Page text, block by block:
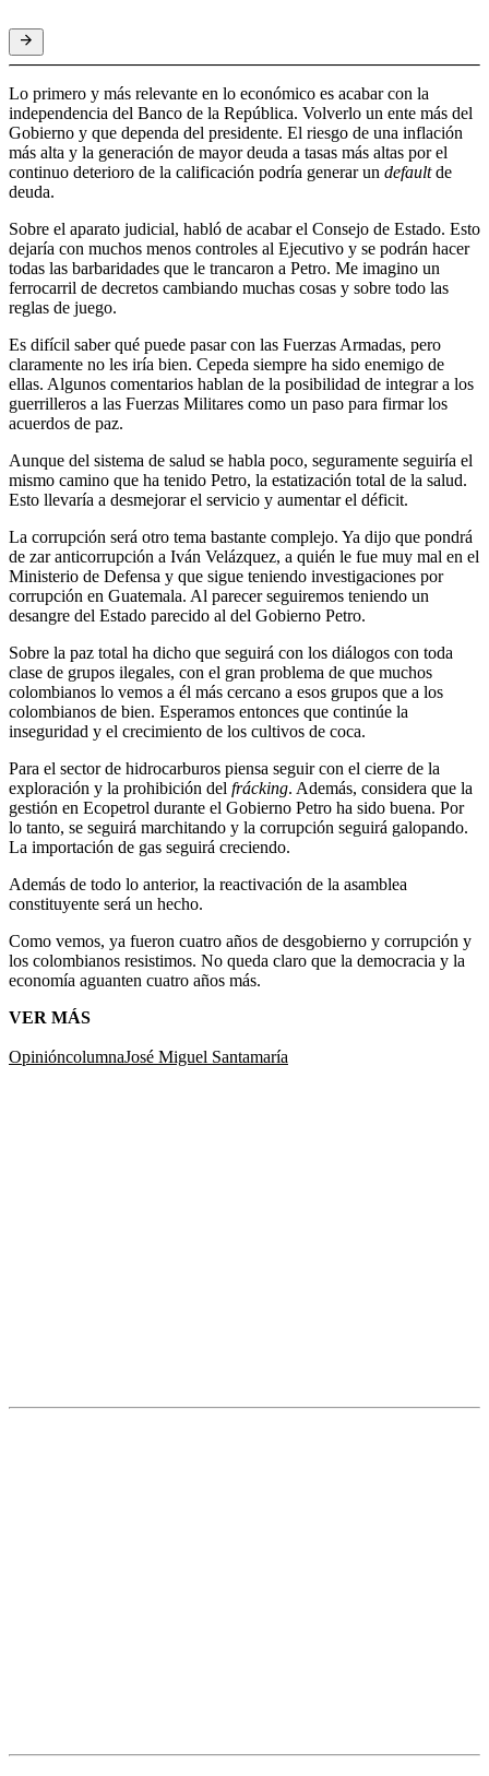
Lo primero y más relevante en lo económico es acabar con la
independencia del Banco de la República. Volverlo un ente más del
Gobierno y que dependa del presidente. El riesgo de una inflación
más alta y la generación de mayor deuda a tasas más altas por el
continuo deterioro de la calificación podría generar un defaultde
deuda.
Sobre el aparato judicial, habló de acabar el Consejo de Estado. Esto
dejaría con muchos menos controles al Ejecutivo y se podrán hacer
todas las barbaridades que le trancaron a Petro. Me imagino un
ferrocarril de decretos cambiando muchas cosas y sobre todo las
reglas de juego.
Es difícil saber qué puede pasar con las Fuerzas Armadas, pero
claramente no les iría bien. Cepeda siempre ha sido enemigo de
ellas. Algunos comentarios hablan de la posibilidad de integrar a los
guerrilleros a las Fuerzas Militares como un paso para firmar los
acuerdos de paz.
Aunque del sistema de salud se habla poco, seguramente seguiría el
mismo camino que ha tenido Petro, la estatización total de la salud.
Esto llevaría a desmejorar el servicio y aumentar el déficit.
La corrupción será otro tema bastante complejo. Ya dijo que pondrá
de zar anticorrupción a Iván Velázquez, a quién le fue muy mal en el
Ministerio de Defensa y que sigue teniendo investigaciones por
corrupción en Guatemala. Al parecer seguiremos teniendo un
desangre del Estado parecido al del Gobierno Petro.
Sobre la paz total ha dicho que seguirá con los diálogos con toda
clase de grupos ilegales, con el gran problema de que muchos
colombianos lo vemos a él más cercano a esos grupos que a los
colombianos de bien. Esperamos entonces que continúe la
inseguridad y el crecimiento de los cultivos de coca.
Para el sector de hidrocarburos piensa seguir con el cierre de la
exploración y la prohibición del frácking. Además, considera que la
gestión en Ecopetrol durante el Gobierno Petro ha sido buena. Por
lo tanto, se seguirá marchitando y la corrupción seguirá galopando.
La importación de gas seguirá creciendo.
Además de todo lo anterior, la reactivación de la asamblea
constituyente será un hecho.
Como vemos, ya fueron cuatro años de desgobierno y corrupción y
los colombianos resistimos. No queda claro que la democracia y la
economía aguanten cuatro años más.
VER MÁS
OpinióncolumnaJosé Miguel Santamaría